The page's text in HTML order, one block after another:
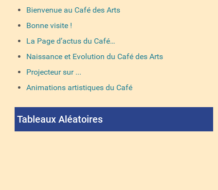
Bienvenue au Café des Arts
Bonne visite !
La Page d’actus du Café…
Naissance et Evolution du Café des Arts
Projecteur sur ...
Animations artistiques du Café
Tableaux Aléatoires